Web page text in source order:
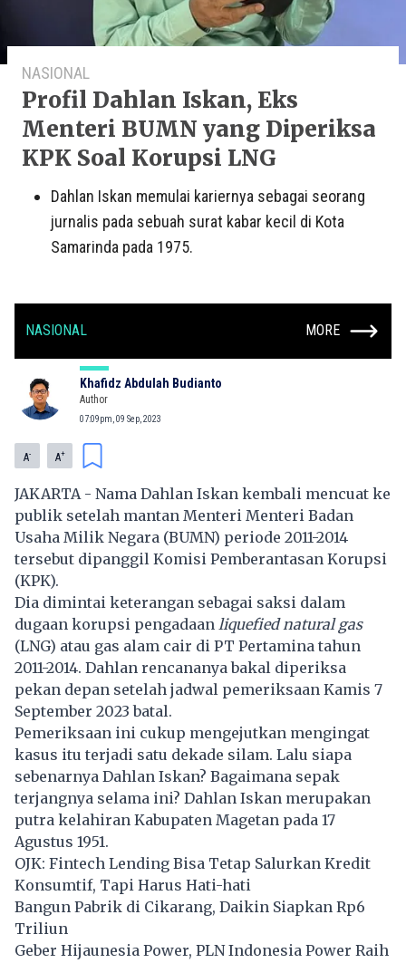
NASIONAL
Profil Dahlan Iskan, Eks
Menteri BUMN yang Diperiksa
KPK Soal Korupsi LNG
Dahlan Iskan memulai kariernya sebagai seorang
jurnalis pada sebuah surat kabar kecil di Kota
Samarinda pada 1975.
NASIONAL MORE
Khafidz Abdulah Budianto
Author
07:09pm, 09 Sep, 2023
A- A+
JAKARTA - Nama Dahlan Iskan kembali mencuat ke
publik setelah mantan Menteri Menteri Badan
Usaha Milik Negara (BUMN) periode 2011-2014
tersebut dipanggil Komisi Pemberantasan Korupsi
(KPK).
Dia dimintai keterangan sebagai saksi dalam
dugaan korupsi pengadaan liquefied natural gas
(LNG) atau gas alam cair di PT Pertamina tahun
2011-2014. Dahlan rencananya bakal diperiksa
pekan depan setelah jadwal pemeriksaan Kamis 7
September 2023 batal.
Pemeriksaan ini cukup mengejutkan mengingat
kasus itu terjadi satu dekade silam. Lalu siapa
sebenarnya Dahlan Iskan? Bagaimana sepak
terjangnya selama ini? Dahlan Iskan merupakan
putra kelahiran Kabupaten Magetan pada 17
Agustus 1951.
OJK: Fintech Lending Bisa Tetap Salurkan Kredit
Konsumtif, Tapi Harus Hati-hati
Bangun Pabrik di Cikarang, Daikin Siapkan Rp6
Triliun
Geber Hijaunesia Power, PLN Indonesia Power Raih